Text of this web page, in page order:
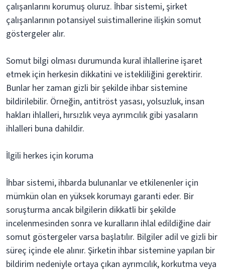
çalışanlarını korumuş oluruz. İhbar sistemi, şirket
çalışanlarının potansiyel suistimallerine ilişkin somut
göstergeler alır.
Somut bilgi olması durumunda kural ihlallerine işaret
etmek için herkesin dikkatini ve istekliliğini gerektirir.
Bunlar her zaman gizli bir şekilde ihbar sistemine
bildirilebilir. Örneğin, antitröst yasası, yolsuzluk, insan
hakları ihlalleri, hırsızlık veya ayrımcılık gibi yasaların
ihlalleri buna dahildir.
İlgili herkes için koruma
İhbar sistemi, ihbarda bulunanlar ve etkilenenler için
mümkün olan en yüksek korumayı garanti eder. Bir
soruşturma ancak bilgilerin dikkatli bir şekilde
incelenmesinden sonra ve kuralların ihlal edildiğine dair
somut göstergeler varsa başlatılır. Bilgiler adil ve gizli bir
süreç içinde ele alınır. Şirketin ihbar sistemine yapılan bir
bildirim nedeniyle ortaya çıkan ayrımcılık, korkutma veya